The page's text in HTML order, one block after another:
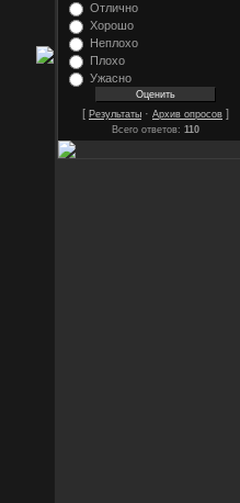
Отлично
Хорошо
Неплохо
Плохо
Ужасно
[ Результаты · Архив опросов ]
Всего ответов: 110